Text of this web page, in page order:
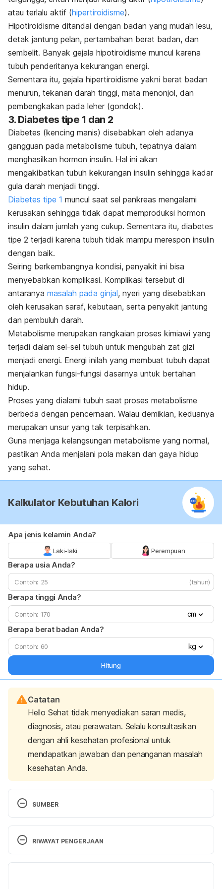
atau terlalu aktif (hipertiroidisme).
Hipotiroidisme ditandai dengan badan yang mudah lesu,
detak jantung pelan, pertambahan berat badan, dan
sembelit. Banyak gejala hipotiroidisme muncul karena
tubuh penderitanya kekurangan energi.
Sementara itu, gejala hipertiroidisme yakni berat badan
menurun, tekanan darah tinggi, mata menonjol, dan
pembengkakan pada leher (gondok).
3. Diabetes tipe 1 dan 2
Diabetes (kencing manis) disebabkan oleh adanya
gangguan pada metabolisme tubuh, tepatnya dalam
menghasilkan hormon insulin. Hal ini akan
mengakibatkan tubuh kekurangan insulin sehingga kadar
gula darah menjadi tinggi.
Diabetes tipe 1 muncul saat sel pankreas mengalami
kerusakan sehingga tidak dapat memproduksi hormon
insulin dalam jumlah yang cukup. Sementara itu, diabetes
tipe 2 terjadi karena tubuh tidak mampu merespon insulin
dengan baik.
Seiring berkembangnya kondisi, penyakit ini bisa
menyebabkan komplikasi. Komplikasi tersebut di
antaranya masalah pada ginjal, nyeri yang disebabkan
oleh kerusakan saraf, kebutaan, serta penyakit jantung
dan pembuluh darah.
Metabolisme merupakan rangkaian proses kimiawi yang
terjadi dalam sel-sel tubuh untuk mengubah zat gizi
menjadi energi. Energi inilah yang membuat tubuh dapat
menjalankan fungsi-fungsi dasarnya untuk bertahan
hidup.
Proses yang dialami tubuh saat proses metabolisme
berbeda dengan pencernaan. Walau demikian, keduanya
merupakan unsur yang tak terpisahkan.
Guna menjaga kelangsungan metabolisme yang normal,
pastikan Anda menjalani pola makan dan gaya hidup
yang sehat.
Kalkulator Kebutuhan Kalori
Apa jenis kelamin Anda?
Laki-laki Perempuan
Berapa usia Anda?
(tahun)
Berapa tinggi Anda?
cm
Berapa berat badan Anda?
kg
Hitung
Catatan
Hello Sehat tidak menyediakan saran medis,
diagnosis, atau perawatan. Selalu konsultasikan
dengan ahli kesehatan profesional untuk
mendapatkan jawaban dan penanganan masalah
kesehatan Anda.
SUMBER
How Metabolism Really Works. (2023). Retrieved
15 November 2023, from
https://www.rush.edu/news/how-metabolism-
RIWAYAT PENGERJAAN